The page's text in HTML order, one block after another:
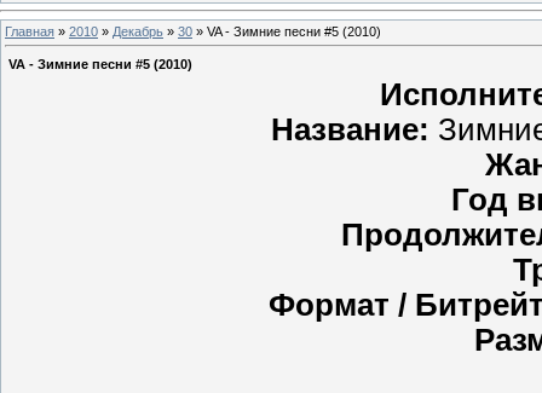
Главная » 2010 » Декабрь » 30 » VA - Зимние песни #5 (2010)
VA - Зимние песни #5 (2010)
Название:
Год
Формат /